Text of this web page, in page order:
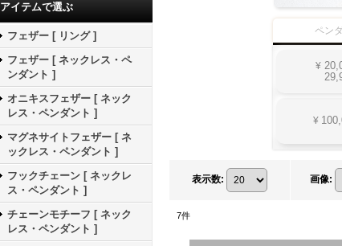
アイテムで選ぶ
フェザー [ リング ]
フェザー [ ネックレス・ペ
ンダント ]
オニキスフェザー [ ネック
レス・ペンダント ]
マグネサイトフェザー [ ネ
ックレス・ペンダント ]
フックチェーン [ ネックレ
ス・ペンダント ]
チェーンモチーフ [ ネック
レス・ペンダント ]
ペン
¥
¥
表示数: 画像:
7件